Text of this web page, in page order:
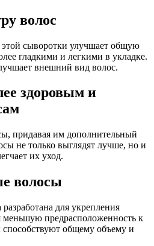
волос
этой сыворотки улучшает общую
гладкими и легкими в укладке.
внешний вид волос.
здоровым и
придавая им дополнительный
не только выглядят лучше, но и
их уход.
волосы
для укрепления
меньшую предрасположенность к
общему объему и